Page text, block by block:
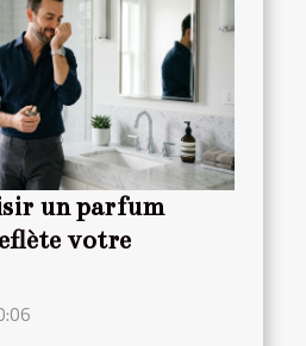
un parfum
votre